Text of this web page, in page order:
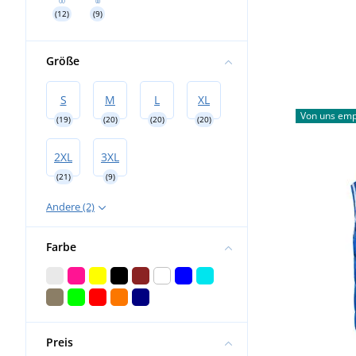
(12) (9)
Größe
S
(19)
M
(20)
L
(20)
XL
(20)
2XL
(21)
3XL
(9)
Andere (2)
Farbe
Preis
Von uns